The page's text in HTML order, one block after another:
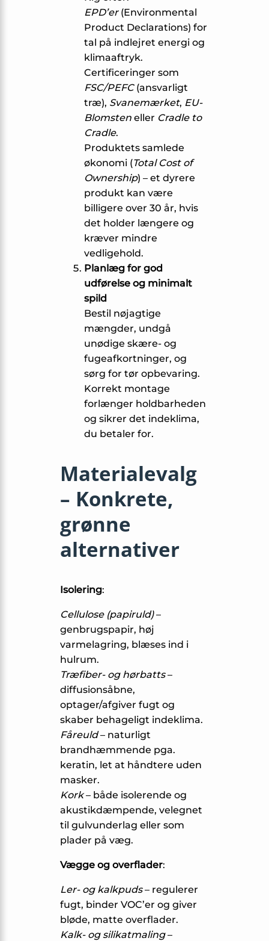
EPD’er(Environmental
Product Declarations) for
tal på indlejret energi og
klimaaftryk.
Certificeringer som
FSC/PEFC(ansvarligt
træ), Svanemærket, EU-
Blomsten eller Cradle to
Cradle.
Produktets samlede
økonomi (Total Cost of
Ownership) – et dyrere
produkt kan være
billigere over 30 år, hvis
det holder længere og
kræver mindre
vedligehold.
Planlæg for god
udførelse og minimalt
spild
Bestil nøjagtige
mængder, undgå
unødige skære- og
fugeafkortninger, og
sørg for tør opbevaring.
Korrekt montage
forlænger holdbarheden
og sikrer det indeklima,
du betaler for.
Materialevalg
– Konkrete,
grønne
alternativer
Isolering:
Cellulose (papiruld)–
genbrugspapir, høj
varmelagring, blæses ind i
hulrum.
Træfiber- og hørbatts–
diffusionsåbne,
optager/afgiver fugt og
skaber behageligt indeklima.
Fåreuld– naturligt
brandhæmmende pga.
keratin, let at håndtere uden
masker.
Kork– både isolerende og
akustikdæmpende, velegnet
til gulvunderlag eller som
plader på væg.
Vægge og overflader:
Ler- og kalkpuds– regulerer
fugt, binder VOC’er og giver
bløde, matte overflader.
Kalk- og silikatmaling–